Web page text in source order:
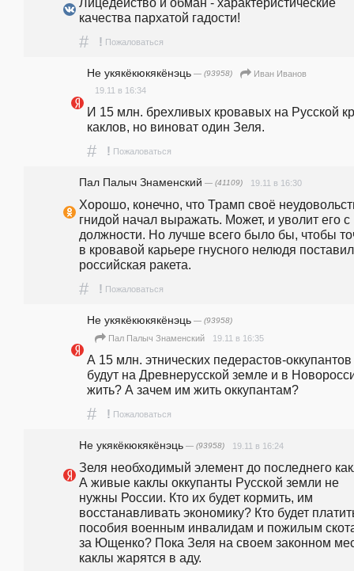
качества пархатой гадости!
# ! Пожаловаться
Не укякёкюкякёнэць — (93958)
Иван Иванов
19.11 в 16:34
И 15 млн. брехливых кровавых на Русской
каклов, но виноват один Зеля.
# ! Пожаловаться
Пал Палыч Знаменский — (41109) 19.11 в 16:30
Хорошо, конечно, что Трамп своё
гнидой начал выражать. Может, и уволит его с
должности. Но лучше всего было бы, чтобы
в кровавой карьере гнусного нелюдя
российская ракета.
# ! Пожаловаться
Не укякёкюкякёнэць — (93958)
Пал Палыч Знаменский 19.11 в 16:35
А 15 млн. этнических педерастов-оккупантов
будут на Древнерусской земле и в
жить? А зачем им жить оккупантам?
# ! Пожаловаться
Не укякёкюкякёнэць — (93958) 19.11 в 16:24
Зеля необходимый элемент до последнего
А живые каклы оккупанты Русской земли не
нужны России. Кто их будет кормить, им
восстанавливать экономику? Кто будет
пособия военным инвалидам и пожилым
за Ющенко? Пока Зеля на своем законном
каклы жарятся в аду.